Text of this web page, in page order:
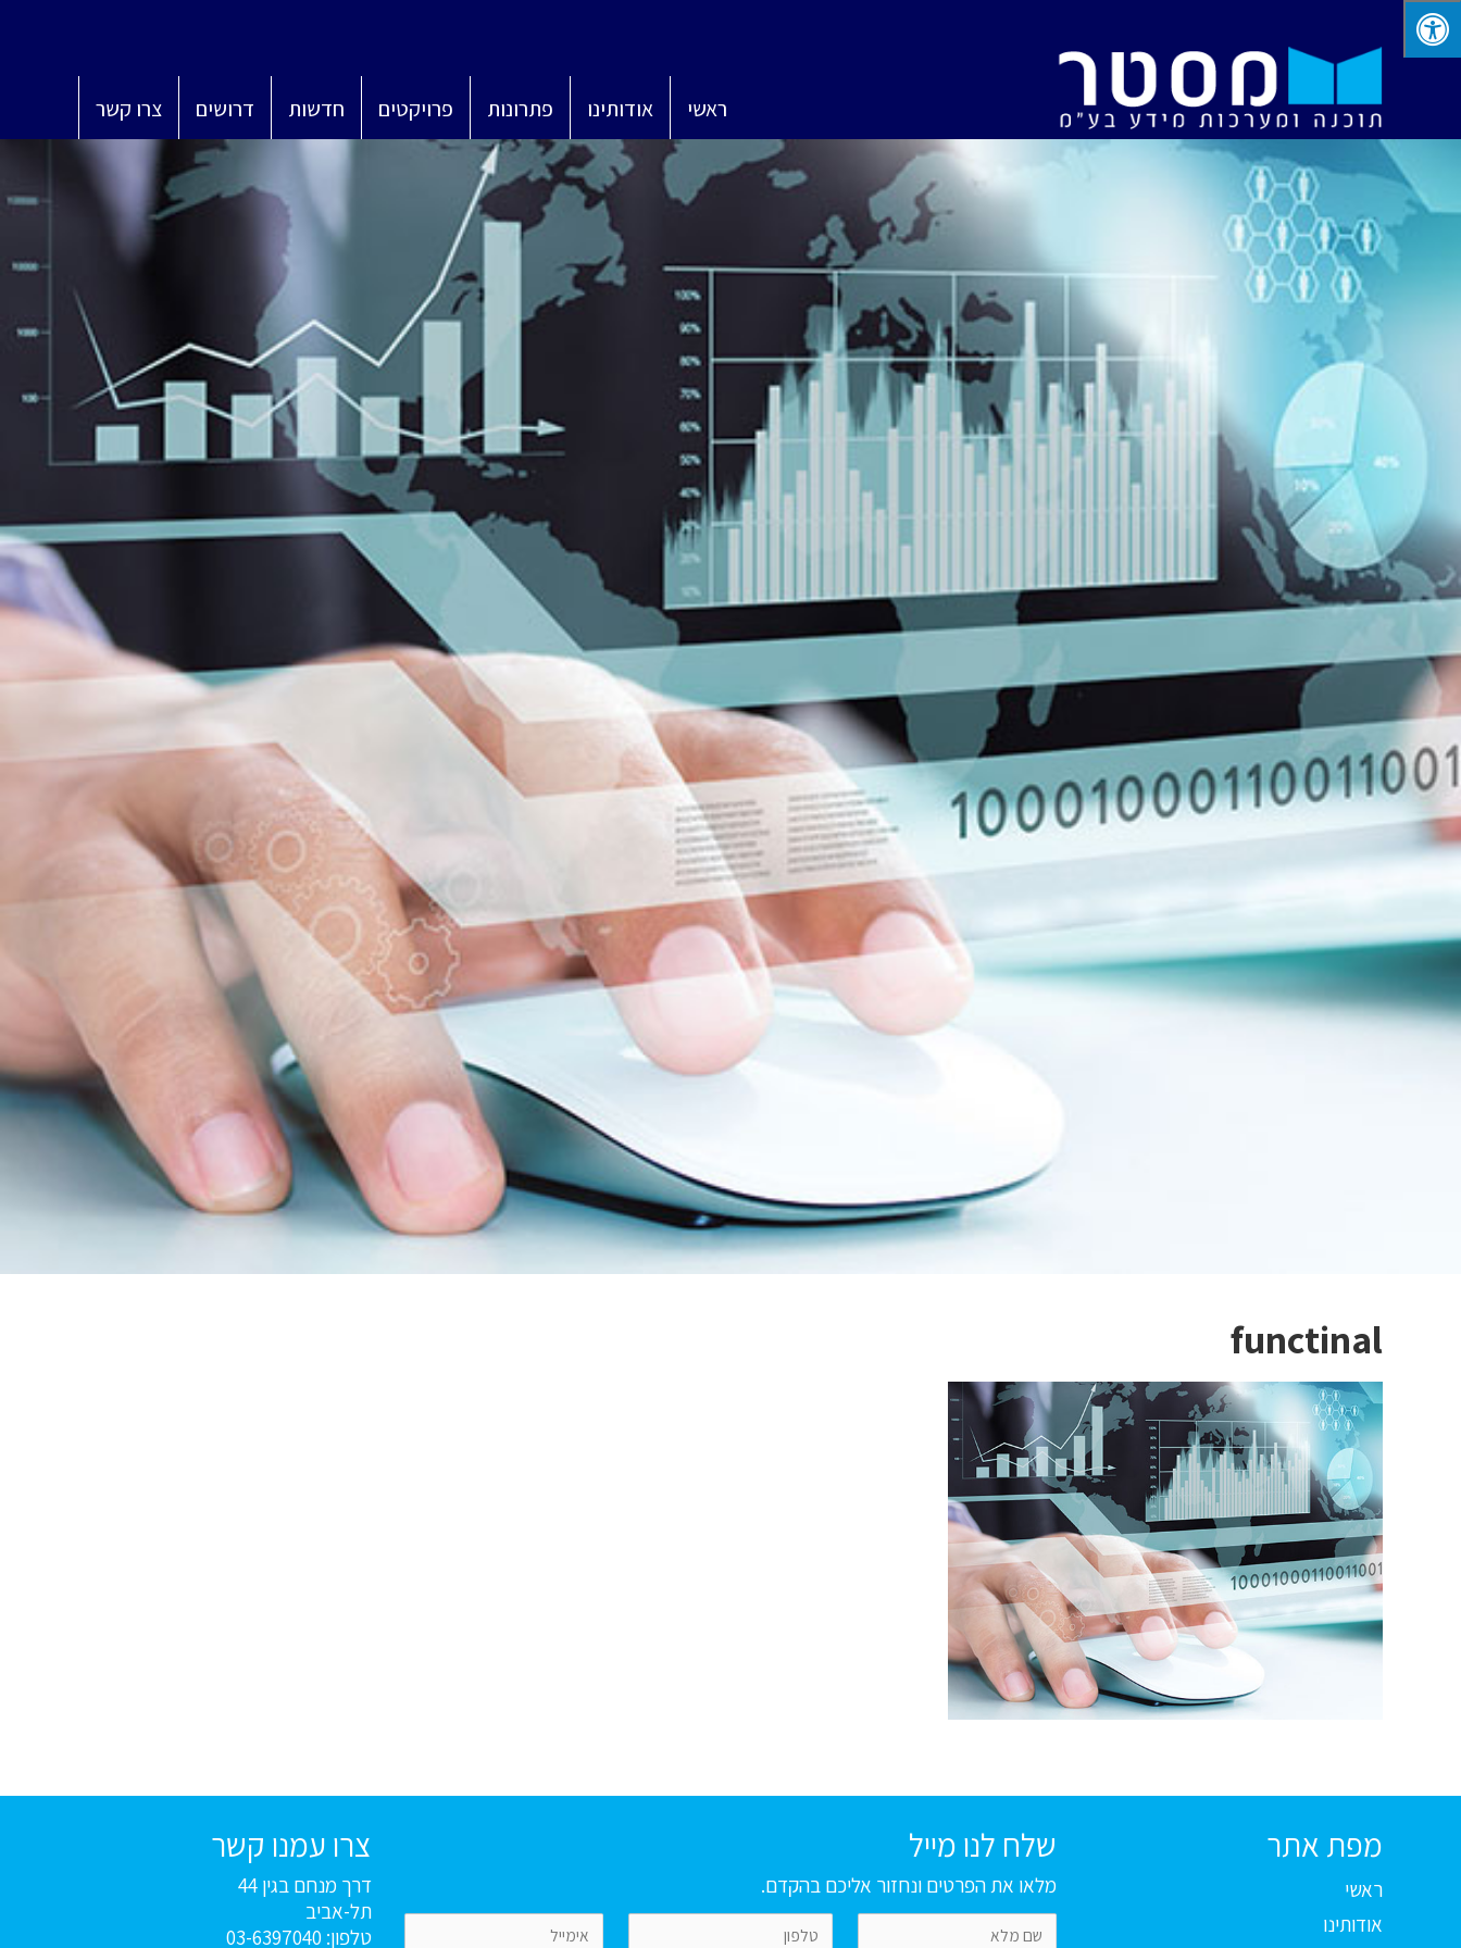
ראשי אודותינו פתרונות פרויקטים חדשות דרושים צרו קשר
functinal
מפת אתר
ראשי
אודותינו
שלח לנו מייל
מלאו את הפרטים ונחזור אליכם בהקדם.
צרו עמנו קשר
דרך מנחם בגין 44
תל-אביב
טלפון: 03-6397040